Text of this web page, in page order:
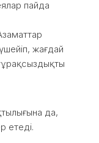
пайда
жағдай
да,
етеді.